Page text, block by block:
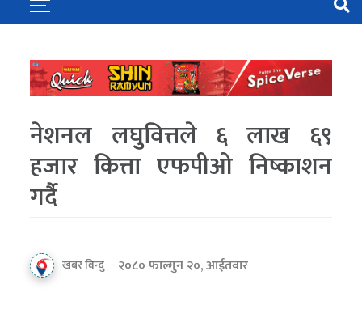
नेशनल लघुवित्तले ६ लाख ६९
हजार कित्ता एफपीओ निष्काशन
गर्दै
खबर विन्दु २०८० फाल्गुन २०, आईतवार